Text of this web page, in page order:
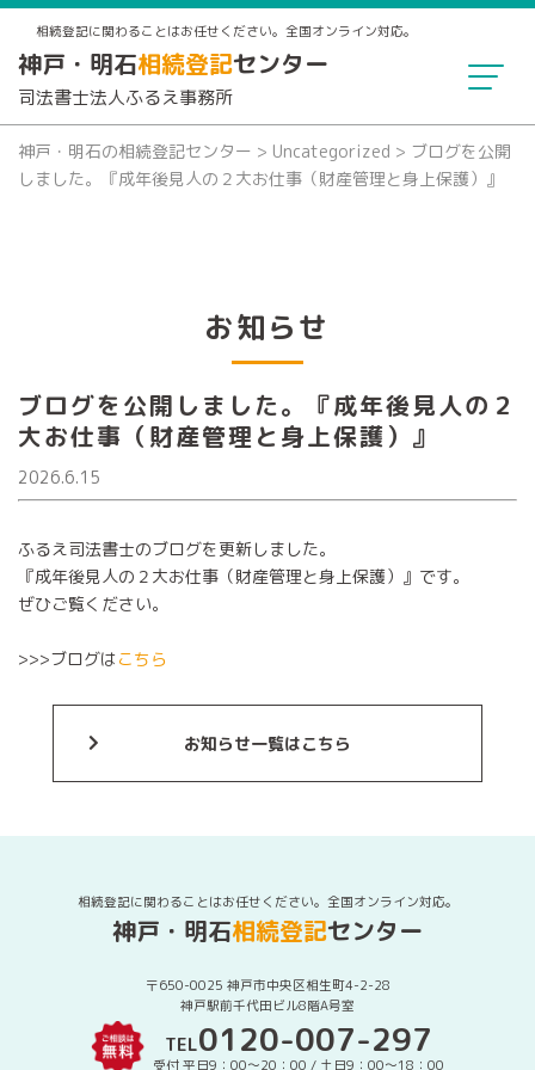
相続登記に関わることはお任せください。全国オンライン対応。
神戸・明石相続登記センター
司法書士法人ふるえ事務所
神戸・明石の相続登記センター > Uncategorized > ブログを公開
しました。『成年後見人の２大お仕事（財産管理と身上保護）』
お知らせ
ブログを公開しました。『成年後見人の２
大お仕事（財産管理と身上保護）』
2026.6.15
ふるえ司法書士のブログを更新しました。
『成年後見人の２大お仕事（財産管理と身上保護）』です。
ぜひご覧ください。
>>>ブログはこちら
お知らせ一覧はこちら
相続登記に関わることはお任せください。全国オンライン対応。
神戸・明石相続登記センター
〒650-0025 神戸市中央区相生町4-2-28
神戸駅前千代田ビル8階A号室
TEL0120-007-297
受付 平日9：00〜20：00 / 土日9：00〜18：00